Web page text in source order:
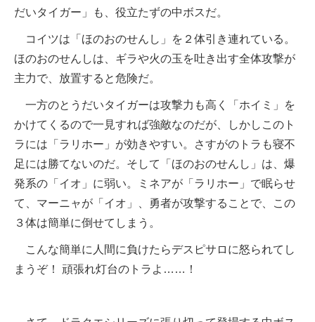
だいタイガー」も、役立たずの中ボスだ。
コイツは「ほのおのせんし」を２体引き連れている。
ほのおのせんしは、ギラや火の玉を吐き出す全体攻撃が
主力で、放置すると危険だ。
一方のとうだいタイガーは攻撃力も高く「ホイミ」を
かけてくるので一見すれば強敵なのだが、しかしこのト
ラには「ラリホー」が効きやすい。さすがのトラも寝不
足には勝てないのだ。そして「ほのおのせんし」は、爆
発系の「イオ」に弱い。ミネアが「ラリホー」で眠らせ
て、マーニャが「イオ」、勇者が攻撃することで、この
３体は簡単に倒せてしまう。
こんな簡単に人間に負けたらデスピサロに怒られてし
まうぞ！ 頑張れ灯台のトラよ……！